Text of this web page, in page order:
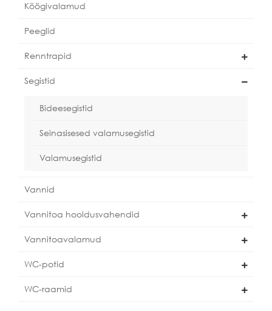
Köögivalamud
Peeglid
Renntrapid
Segistid
Bideesegistid
Seinasisesed valamusegistid
Valamusegistid
Vannid
Vannitoa hooldusvahendid
Vannitoavalamud
WC-potid
WC-raamid